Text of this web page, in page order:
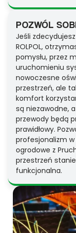
POZWÓL
Jeśli
ROLPOL,
pomysłu, przez
uruchomieniu
nowoczesne
przestrzeń, ale
komfort
są niezawodne,
przewody będą
prawidłowy.
profesjonalizm
ogrodowe z
przestrzeń
funkcjonalna.